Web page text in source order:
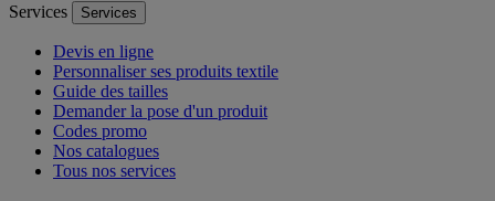
Services Services
Devis en ligne
Personnaliser ses produits textile
Guide des tailles
Demander la pose d'un produit
Codes promo
Nos catalogues
Tous nos services